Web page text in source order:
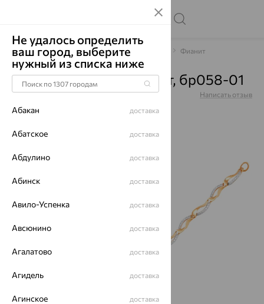
Главная Каталог Браслеты декоративные Фианит
Браслет, золото, фианит, бр058-01
Артикул:бр058-01 Написать отзыв
Не удалось определить
ваш город, выберите
нужный из списка ниже
Абакан доставка
Абатское доставка
Абдулино доставка
Абинск доставка
Авило-Успенка доставка
Авсюнино доставка
Агалатово доставка
Агидель доставка
Агинское доставка